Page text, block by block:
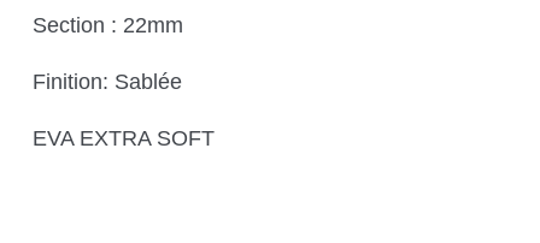
Section : 22mm
Finition: Sablée
EVA EXTRA SOFT